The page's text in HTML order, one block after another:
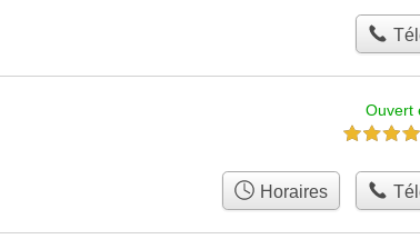
Ouvert
5,0 étoiles
Horaires